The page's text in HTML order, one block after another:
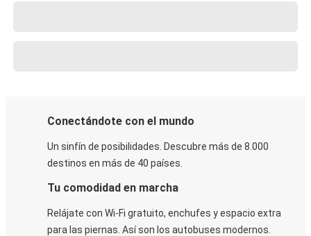
Conectándote con el mundo
Un sinfín de posibilidades. Descubre más de 8.000
destinos en más de 40 países.
Tu comodidad en marcha
Relájate con Wi-Fi gratuito, enchufes y espacio extra
para las piernas. Así son los autobuses modernos.